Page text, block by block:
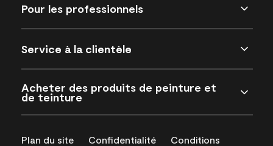
Pour les professionnels
Service à la clientèle
Acheter des produits de peinture et
de teinture
Plan du site Confidentialité
Conditions